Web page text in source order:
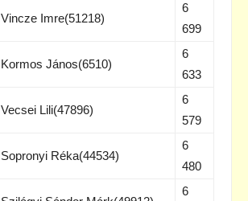
Vincze Imre(51218)
6
699
Kormos János(6510)
6
633
Vecsei Lili(47896)
6
579
Sopronyi Réka(44534)
6
480
6